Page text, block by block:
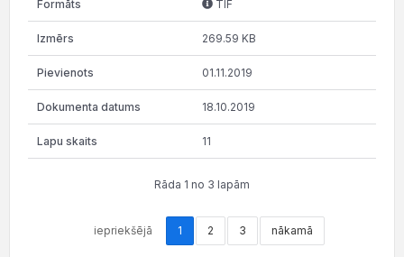
TIF
269.59 KB
01.11.2019
18.10.2019
11
Rāda 1 no 3 lapām
iepriekšējā 1 2 3 nākamā